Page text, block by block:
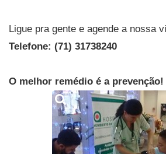
Ligue pra gente e agende a nossa
Telefone: (71) 31738240
O melhor remédio é a prevenção!